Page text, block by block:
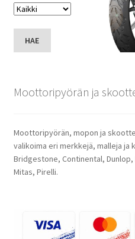
HAE
Moottoripyörän ja
Moottoripyörän, mopon ja
valikoima eri merkkejä, malleja ja
Bridgestone, Continental,
Mitas, Pirelli.